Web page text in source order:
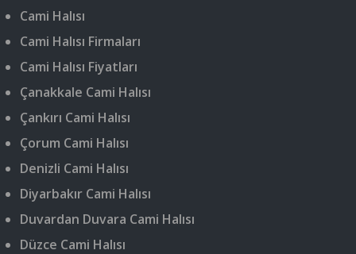
Cami Halısı
Cami Halısı Firmaları
Cami Halısı Fiyatları
Çanakkale Cami Halısı
Çankırı Cami Halısı
Çorum Cami Halısı
Denizli Cami Halısı
Diyarbakır Cami Halısı
Duvardan Duvara Cami Halısı
Düzce Cami Halısı